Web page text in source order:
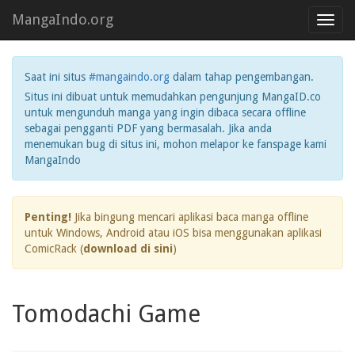
MangaIndo.org
Saat ini situs #mangaindo.org dalam tahap pengembangan.
Situs ini dibuat untuk memudahkan pengunjung MangaID.co
untuk mengunduh manga yang ingin dibaca secara offline
sebagai pengganti PDF yang bermasalah. Jika anda
menemukan bug di situs ini, mohon melapor ke fanspage kami
MangaIndo
Penting! Jika bingung mencari aplikasi baca manga offline
untuk Windows, Android atau iOS bisa menggunakan aplikasi
ComicRack (download di sini)
Tomodachi Game